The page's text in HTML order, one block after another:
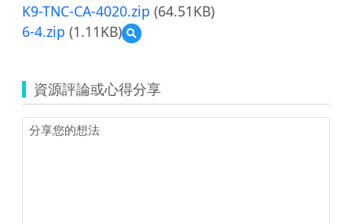
K9-TNC-CA-4020.zip (64.51KB)
6-4.zip (1.11KB)
預
覽
資源評論或心得分享